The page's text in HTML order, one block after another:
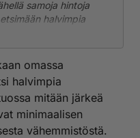
avaan hanan ja kun
hanan heti.
samoja hintoja
halvimpia
autoilijoista. Nuo
tai tilastoon
prosentuaalisesti on
omassa
halvimpia
mitään järkeä
minimaalisen
vähemmistöstä.